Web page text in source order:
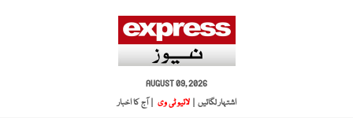
AUGUST 09, 2026
اشتہار لگائیں |
لائیو ٹی وی | آج کا اخبار